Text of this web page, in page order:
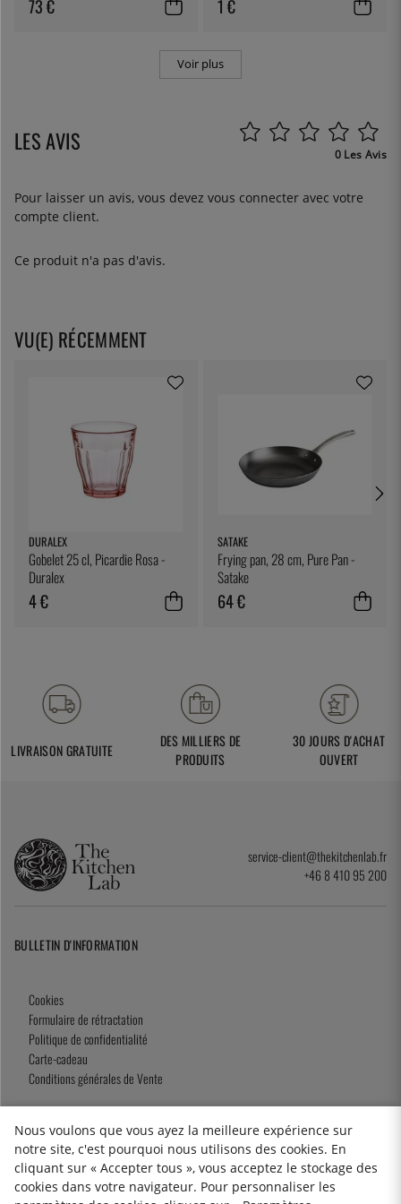
73 € 1 €
Voir plus
LES AVIS 0 Les Avis
Pour laisser un avis, vous devez vous connecter avec votre
compte client.
Ce produit n'a pas d'avis.
VU(E) RÉCEMMENT
DURALEX
Gobelet 25 cl, Picardie Rosa -
Duralex
4 €
SATAKE
Frying pan, 28 cm, Pure Pan -
Satake
64 €
LIVRAISON GRATUITE
DES MILLIERS DE
PRODUITS
30 JOURS D'ACHAT
OUVERT
service-client@thekitchenlab.fr
+46 8 410 95 200
BULLETIN D'INFORMATION
Cookies
Formulaire de rétractation
Politique de confidentialité
Carte-cadeau
Conditions générales de Vente
2026 KitchenLab AB
Nous voulons que vous ayez la meilleure expérience sur
notre site, c'est pourquoi nous utilisons des cookies. En
cliquant sur « Accepter tous », vous acceptez le stockage des
cookies dans votre navigateur. Pour personnaliser les